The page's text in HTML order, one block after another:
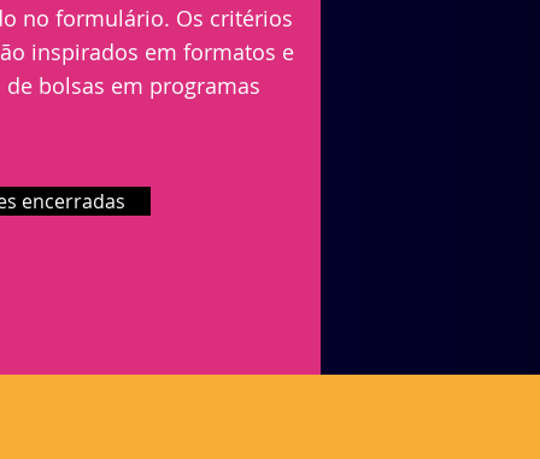
no formulário. Os critérios
inspirados em formatos e
bolsas em programas
encerradas